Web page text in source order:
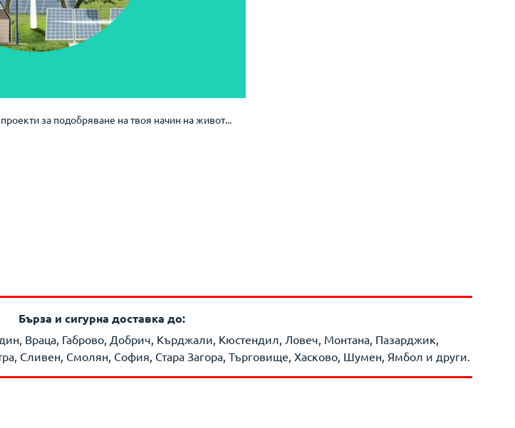
за подобряване на твоя начин на живот...
Бърза и сигурна доставка до:
Враца, Габрово, Добрич, Кърджали, Кюстендил, Ловеч, Монтана, Пазарджик,
Сливен, Смолян, София, Стара Загора, Търговище, Хасково, Шумен, Ямбол и други.